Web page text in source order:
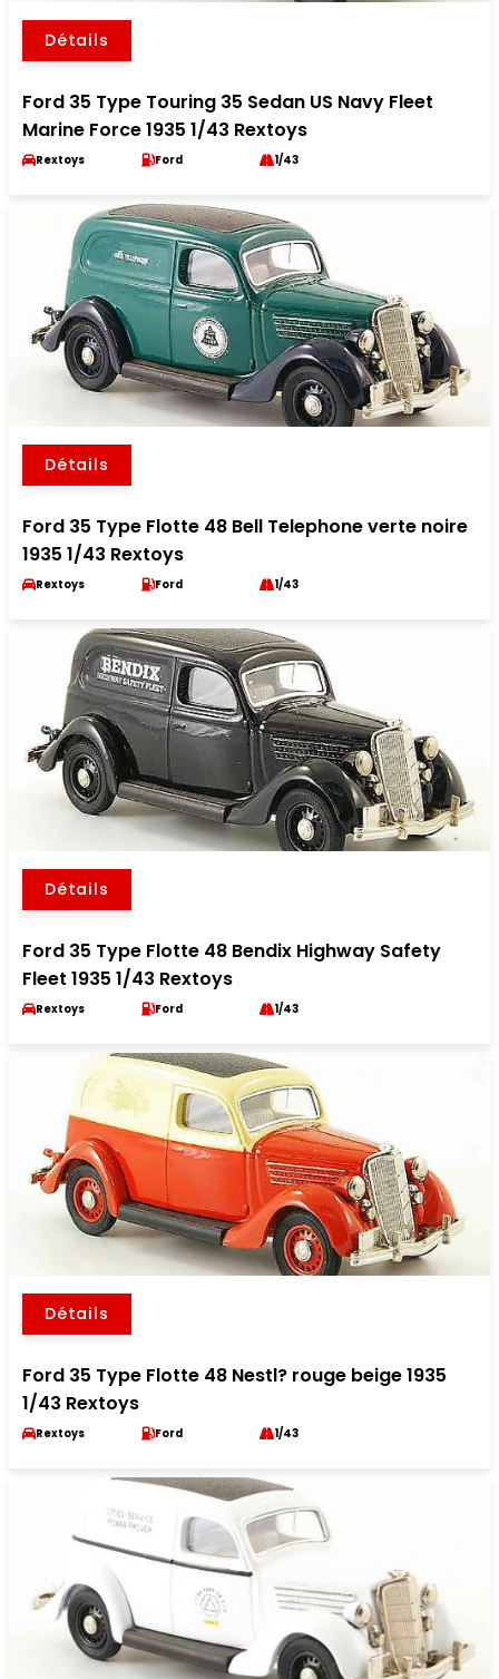
Détails
Ford 35 Type Touring 35 Sedan US Navy Fleet
Marine Force 1935 1/43 Rextoys
Rextoys Ford 1/43
Détails
Ford 35 Type Flotte 48 Bell Telephone verte noire
1935 1/43 Rextoys
Rextoys Ford 1/43
Détails
Ford 35 Type Flotte 48 Bendix Highway Safety
Fleet 1935 1/43 Rextoys
Rextoys Ford 1/43
Détails
Ford 35 Type Flotte 48 Nestl? rouge beige 1935
1/43 Rextoys
Rextoys Ford 1/43